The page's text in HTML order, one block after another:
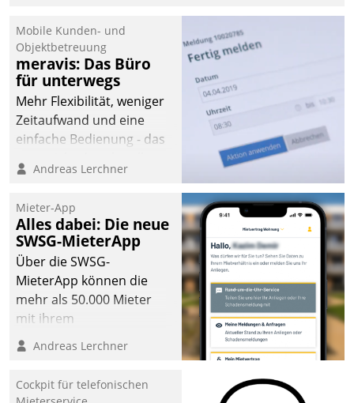
Mobile Kunden- und
Objektbetreuung
meravis: Das Büro
für unterwegs
Mehr Flexibilität, weniger
Zeitaufwand und eine
einfache Bedienung - das
Cockpit für mobile
Datatrain. Die meravis
Wohnungsbau- und
Immobilien GmbH hat
sich dabei für den Betrieb
der Lösung über die SAP
Cloud Platform
entschieden - als erstes
Unternehmen am
Andreas Lerchner
Mieter-App
Alles dabei: Die neue
SWSG-MieterApp
Über die SWSG-
MieterApp können die
mehr als 50.000 Mieter
mit ihrem
Wohnungsunternehmen
kommunizieren, auf dem
einsehen und ändern
Andreas Lerchner
Cockpit für telefonischen